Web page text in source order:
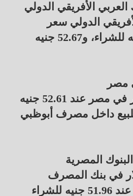
الأفريقي الدولي
الدولي سعر
الدولار عند 52.57 جنيه للشراء، و52.67 جنيه
مصر
جاء أعلى سعر للدولار في مصر عند 52.61 جنيه
جنيه للبيع داخل مصرف أبوظبي
المصرية
في بنك المصرف
العربي الدولي (AIB) عند 51.96 جنيه للشراء